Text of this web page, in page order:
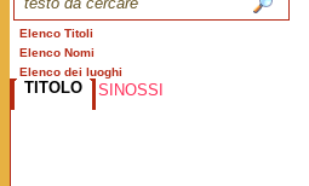
Elenco Titoli
Elenco Nomi
Elenco dei luoghi
TITOLO SINOSSI